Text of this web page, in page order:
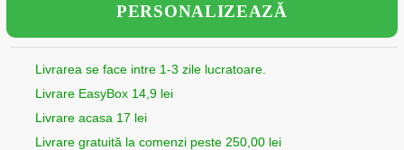
PERSONALIZEAZĂ
Livrarea se face intre 1-3 zile lucratoare.
Livrare EasyBox 14,9 lei
Livrare acasa 17 lei
Livrare gratuită la comenzi peste 250,00 lei